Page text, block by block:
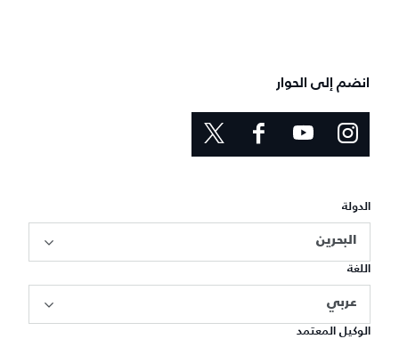
انضم إلى الحوار
الدولة
البحرين
اللغة
عربي
الوكيل المعتمد